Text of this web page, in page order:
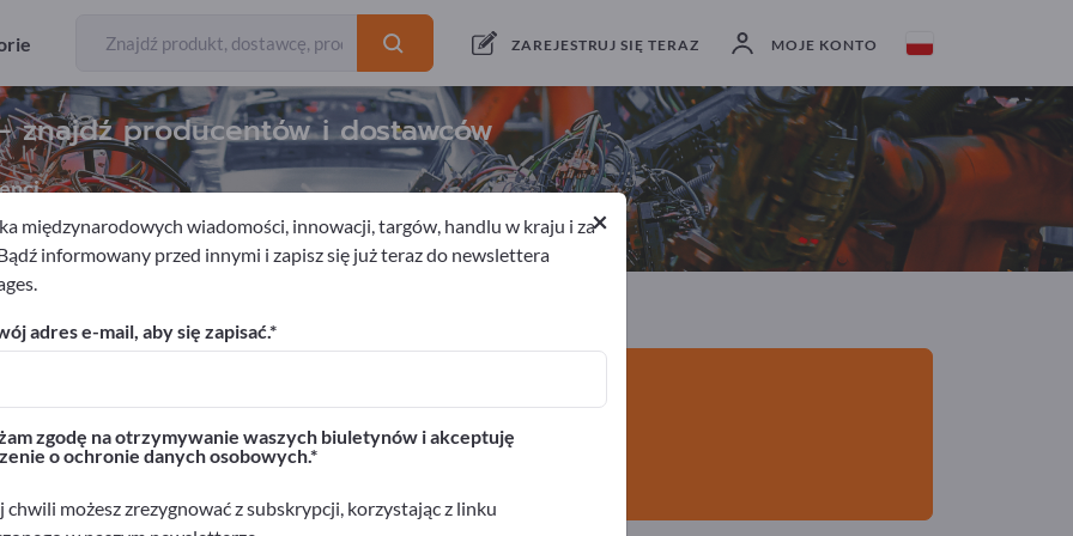
ZAREJESTRUJ SIĘ TERAZ MOJE KONTO
znajdź producentów i dostawców
Eksporterzy Producenci
pneumatyczne
Exportpages!
>> zacznij tutaj
na Exportpages.
opublikuj tutaj
×
międzynarodowych wiadomości, innowacji, targów, handlu w kraju i za
informowany przed innymi i zapisz się już teraz do newslettera
adres e-mail, aby się zapisać.
zgodę na otrzymywanie waszych biuletynów i akceptuję
o ochronie danych osobowych.
chwili możesz zrezygnować z subskrypcji, korzystając z linku